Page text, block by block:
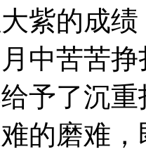
紫的成
中苦苦
予了沉
的磨难